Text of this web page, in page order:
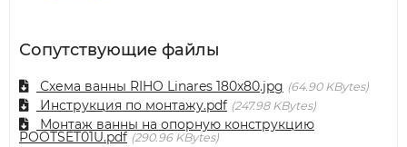
Сопутствующие файлы
Схема ванны RIHO Linares 180x80.jpg 64.90 KBytes
Инструкция по монтажу.pdf 247.98 KBytes
Монтаж ванны на опорную конструкцию
POOTSET01U.pdf 290.96 KBytes